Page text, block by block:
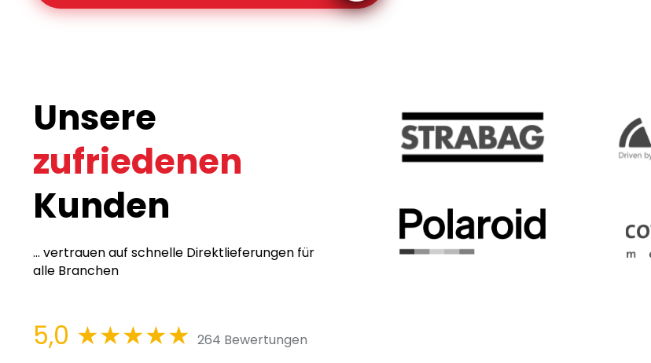
Unsere
zufriedenen
Kunden
... vertrauen auf schnelle Direktlieferungen für
alle Branchen
5,0 ★★★★★ 264 Bewertungen